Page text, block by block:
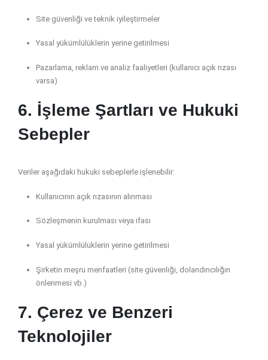
Site güvenliği ve teknik iyileştirmeler
Yasal yükümlülüklerin yerine getirilmesi
Pazarlama, reklam ve analiz faaliyetleri (kullanıcı açık rızası
varsa)
6. İşleme Şartları ve Hukuki
Sebepler
Veriler aşağıdaki hukuki sebeplerle işlenebilir:
Kullanıcının açık rızasının alınması
Sözleşmenin kurulması veya ifası
Yasal yükümlülüklerin yerine getirilmesi
Şirketin meşru menfaatleri (site güvenliği, dolandırıcılığın
önlenmesi vb.)
7. Çerez ve Benzeri
Teknolojiler